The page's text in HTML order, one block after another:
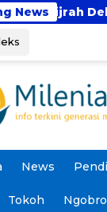
News
News
Tokoh